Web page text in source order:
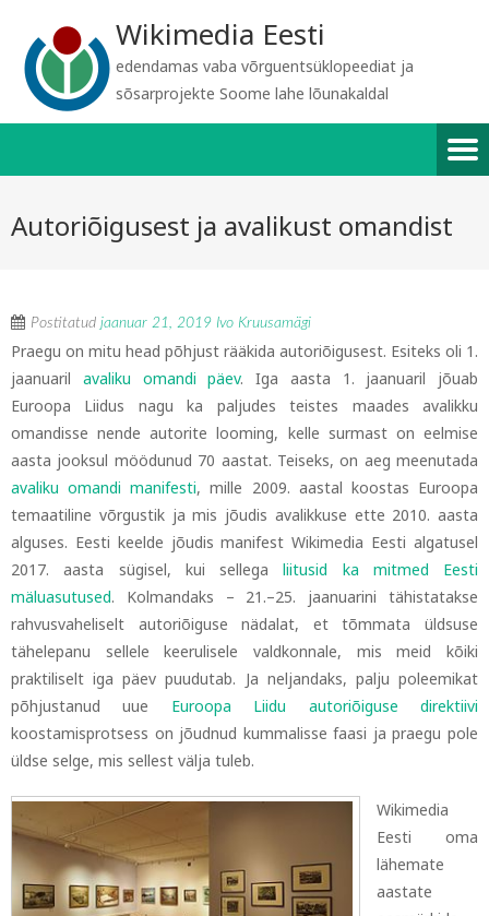
Wikimedia Eesti
edendamas vaba võrguentsüklopeediat ja
sõsarprojekte Soome lahe lõunakaldal
Autoriõigusest ja avalikust omandist
Postitatud jaanuar 21, 2019 Ivo Kruusamägi
Praegu on mitu head põhjust rääkida autoriõigusest. Esiteks oli 1.
jaanuaril avaliku omandi päev. Iga aasta 1. jaanuaril jõuab
Euroopa Liidus nagu ka paljudes teistes maades avalikku
omandisse nende autorite looming, kelle surmast on eelmise
aasta jooksul möödunud 70 aastat. Teiseks, on aeg meenutada
avaliku omandi manifesti, mille 2009. aastal koostas Euroopa
temaatiline võrgustik ja mis jõudis avalikkuse ette 2010. aasta
alguses. Eesti keelde jõudis manifest Wikimedia Eesti algatusel
2017. aasta sügisel, kui sellegaliitusid ka mitmed Eesti
mäluasutused. Kolmandaks – 21.–25. jaanuarini tähistatakse
rahvusvaheliselt autoriõiguse nädalat, et tõmmata üldsuse
tähelepanu sellele keerulisele valdkonnale, mis meid kõiki
praktiliselt iga päev puudutab. Ja neljandaks, palju poleemikat
põhjustanud uue Euroopa Liidu autoriõiguse direktiivi
koostamisprotsess on jõudnud kummalisse faasi ja praegu pole
üldse selge, mis sellest välja tuleb.
Wikimedia
Eesti oma
lähemate
aastate